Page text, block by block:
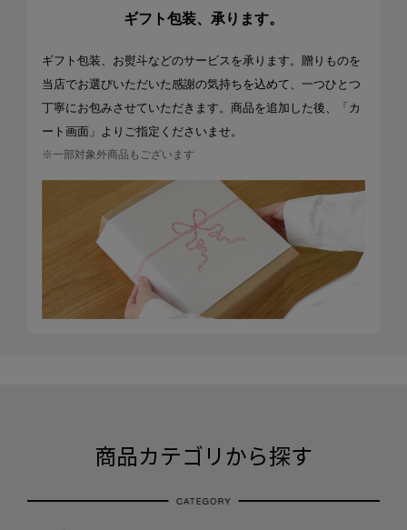
ギフト包装、承ります。
ギフト包装、お熨斗などのサービスを承ります。贈りものを
当店でお選びいただいた感謝の気持ちを込めて、一つひとつ
丁寧にお包みさせていただきます。商品を追加した後、「カ
ート画面」よりご指定くださいませ。
※一部対象外商品もございます
商品カテゴリから探す